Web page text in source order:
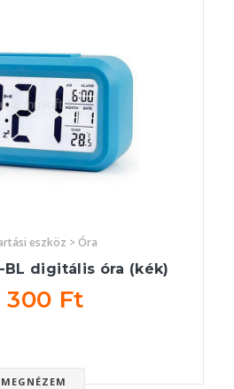
eszköz > Óra
BL digitális óra (kék)
300 Ft
MEGNÉZEM